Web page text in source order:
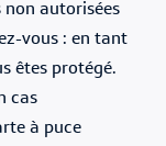
non autorisées
vous : en tant
êtes protégé.
cas
à puce